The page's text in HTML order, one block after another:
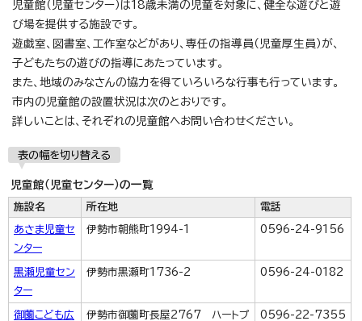
児童館（児童センター）は18歳未満の児童を対象に、健全な遊びと遊
び場を提供する施設です。
遊戯室、図書室、工作室などがあり、専任の指導員（児童厚生員）が、
子どもたちの遊びの指導にあたっています。
また、地域のみなさんの協力を得ていろいろな行事も行っています。
市内の児童館の設置状況は次のとおりです。
詳しいことは、それぞれの児童館へお問い合わせください。
表の幅を切り替える
児童館（児童センター）の一覧
施設名 所在地 電話
あさま児童セ
ンター
伊勢市朝熊町1994-1 0596-24-9156
黒瀬児童セン
ター
伊勢市黒瀬町1736-2 0596-24-0182
御薗こども広
伊勢市御薗町長屋2767 ハートプ
0596-22-7355